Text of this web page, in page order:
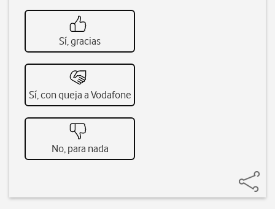
Sí, gracias
Sí, con queja a Vodafone
No, para nada